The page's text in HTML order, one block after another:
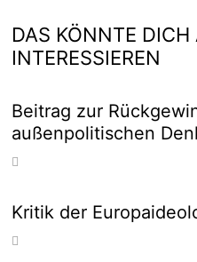
DAS KÖNNTE DICH
INTERESSIEREN
Beitrag zur
außenpolitischen
Kritik der